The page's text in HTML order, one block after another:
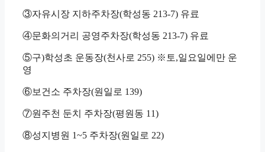
③자유시장 지하주차장(학성동 213-7) 유료
④문화의거리 공영주차장(학성동 213-7) 유료
⑤구)학성초 운동장(천사로 255) ※토,일요일에만 운
영
⑥보건소 주차장(원일로 139)
⑦원주천 둔치 주차장(평원동 11)
⑧성지병원 1~5 주차장(원일로 22)